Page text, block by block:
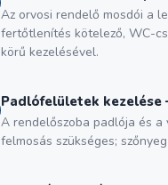
Az orvosi rendelő mosdói a
fertőtlenítés kötelező, WC-
körű kezelésével.
Padlófelületek
A rendelőszoba padlója és
felmosás szükséges;